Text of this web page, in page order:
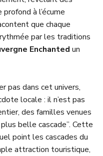
à l’écume
que chaque
par les traditions
Enchanted un
pas dans cet univers,
locale : il n’est pas
des familles venues
belle cascade”. Cette
point les cascades du
attraction touristique,